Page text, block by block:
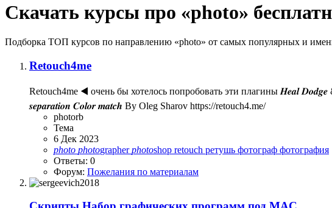
Скачать курсы про «photo»
Подборка ТОП курсов по направлению «photo» от самых популярных и
Retouch4me
Retouch4me ◀️ очень бы хотелось попробовать эти плагины 𝑯𝒆𝒂𝒍 𝑫𝒐𝒅𝒈𝒆 &
𝒔𝒆𝒑𝒂𝒓𝒂𝒕𝒊𝒐𝒏 𝑪𝒐𝒍𝒐𝒓 𝒎𝒂𝒕𝒄𝒉 By Oleg Sharov https://retouch4.me/
photorb
Тема
6 Дек 2023
photo photographerphotoshop retouch ретушь фотограф фотография
Ответы: 0
Форум: Пожелания по материалам